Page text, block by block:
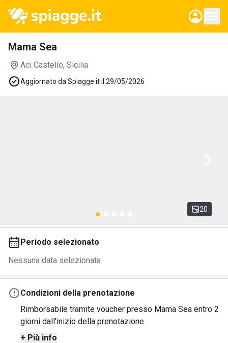
Mama Sea
Aci Castello, Sicilia
Aggiornato da Spiagge.it il 29/05/2026
20
Periodo selezionato
Nessuna data selezionata
Condizioni della prenotazione
Rimborsabile tramite voucher presso Mama Sea entro 2
giorni dall'inizio della prenotazione
+ Più info